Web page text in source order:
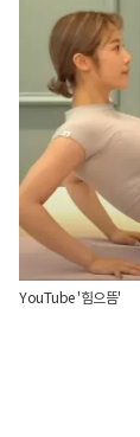
YouTube '힘으뜸'